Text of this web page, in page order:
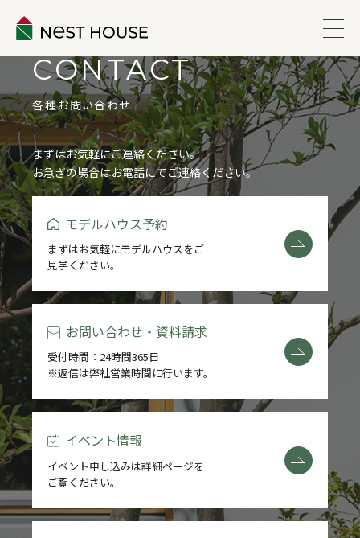
EVENT
ABOUT
WORKS
LINEUP
VOICE
ESTATE
REFORM
BLOG
COMPANY
CONTACT
各種お問い合わせ
まずはお気軽にご連絡ください。
お急ぎの場合はお電話にてご連絡ください。
モデルハウス予約
まずはお気軽にモデルハウスをご
見学ください。
お問い合わせ・資料請求
受付時間：24時間365日
※返信は弊社営業時間に行います。
イベント情報
イベント申し込みは詳細ページを
ご覧ください。